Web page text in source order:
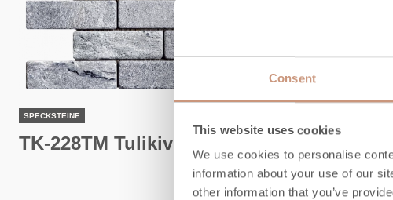
Consent
This website uses cookies
We use cookies to personalise
information about your use of our
other information that you’ve
SPECKSTEINE
TK-228TM Tulikivi Classic